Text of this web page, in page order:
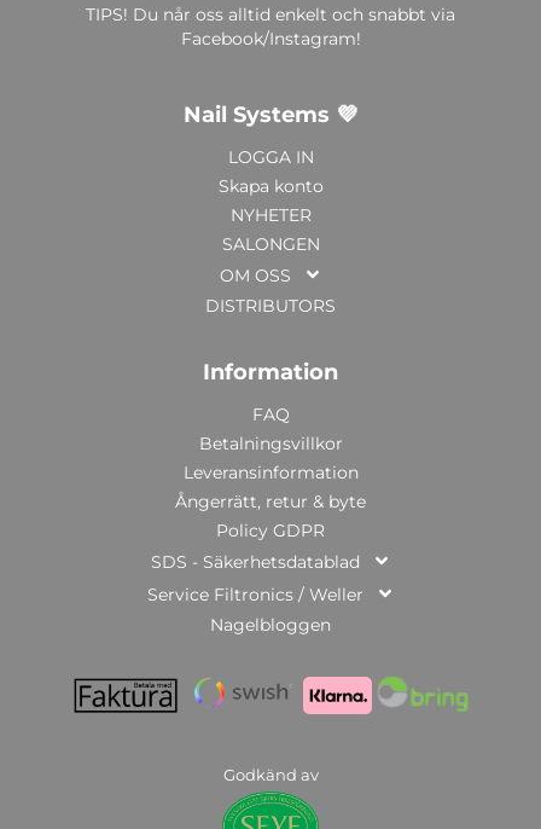
TIPS! Du når oss alltid enkelt och snabbt via
Facebook/Instagram!
Nail Systems 💜
LOGGA IN
Skapa konto
NYHETER
SALONGEN
OM OSS
DISTRIBUTORS
Information
FAQ
Betalningsvillkor
Leveransinformation
Ångerrätt, retur & byte
Policy GDPR
SDS - Säkerhetsdatablad
Service Filtronics / Weller
Nagelbloggen
Godkänd av